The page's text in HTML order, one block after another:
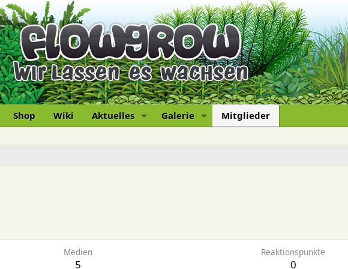
Shop Wiki Aktuelles Galerie Mitglieder
Medien
5
Reaktionspunkte
0